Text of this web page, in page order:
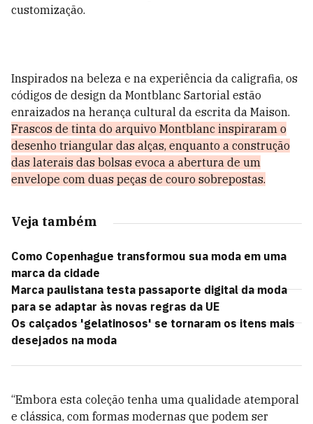
customização.
Inspirados na beleza e na experiência da caligrafia, os
códigos de design da Montblanc Sartorial estão
enraizados na herança cultural da escrita da Maison.
Frascos de tinta do arquivo Montblanc inspiraram o
desenho triangular das alças, enquanto a construção
das laterais das bolsas evoca a abertura de um
envelope com duas peças de couro sobrepostas.
Veja também
Como Copenhague transformou sua moda em uma
marca da cidade
Marca paulistana testa passaporte digital da moda
para se adaptar às novas regras da UE
Os calçados 'gelatinosos' se tornaram os itens mais
desejados na moda
“Embora esta coleção tenha uma qualidade atemporal
e clássica, com formas modernas que podem ser